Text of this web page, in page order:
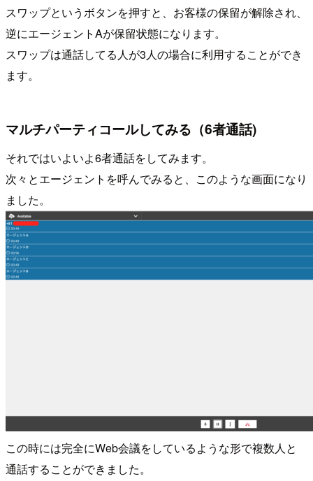
スワップというボタンを押すと、お客様の保留が解除され、
逆にエージェントAが保留状態になります。
スワップは通話してる人が3人の場合に利用することができ
ます。
マルチパーティコールしてみる（6者通話)
それではいよいよ6者通話をしてみます。
次々とエージェントを呼んでみると、このような画面になり
ました。
この時には完全にWeb会議をしているような形で複数人と
通話することができました。